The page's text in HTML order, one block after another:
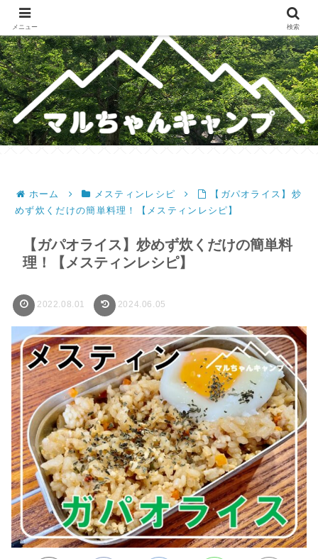
メスティンレシピ・テント・キャンプギア・ホットサンドレシピのブログ
ホーム メスティンレシピ
【ガパオライス】炒
めず炊くだけの簡単料理！【メスティンレシピ】
【ガパオライス】炒めず炊くだけの簡単料
理！【メスティンレシピ】
2022.08.01 2024.06.05
メニュー 検索